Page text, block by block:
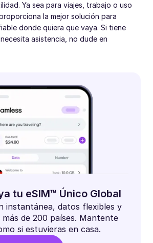
Ya sea para viajes, trabajo o uso
la mejor solución para
donde quiera que vaya. Si tiene
asistencia, no dude en
tu eSIM™ Único Global
instantánea, datos flexibles y
de 200 países. Mantente
si estuvieras en casa.